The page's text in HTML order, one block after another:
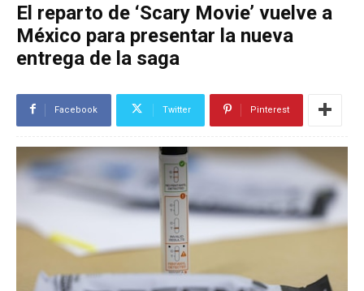
El reparto de ‘Scary Movie’ vuelve a
México para presentar la nueva
entrega de la saga
Facebook Twitter Pinterest